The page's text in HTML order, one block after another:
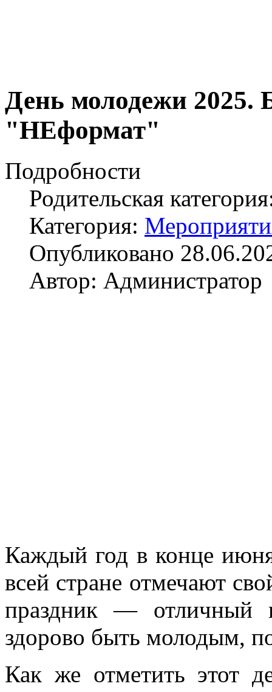
День молодежи 2025.
"НЕформат"
Подробности
Родительская
Категория:
Опубликовано
Автор: Администратор
Каждый год в конце
всей стране отмечают
праздник — отличный
здорово быть молодым,
Как же отметить этот